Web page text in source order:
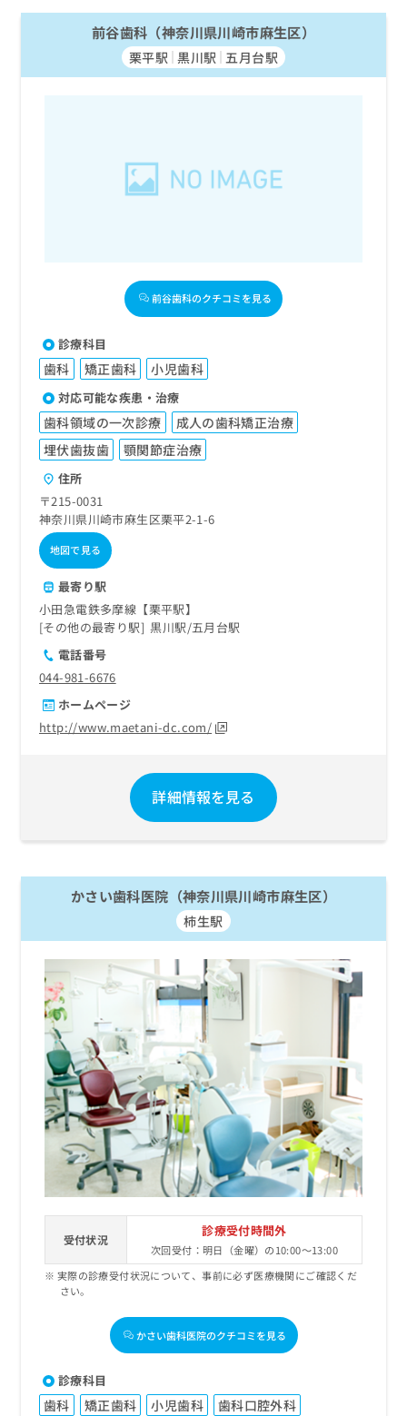
前谷歯科（神奈川県川崎市麻生区）
栗平駅 黒川駅 五月台駅
前谷歯科のクチコミを見る
診療科目
歯科 矯正歯科 小児歯科
対応可能な疾患・治療
歯科領域の一次診療
成人の歯科矯正治療
埋伏歯抜歯
顎関節症治療
住所
〒215-0031
神奈川県川崎市麻生区栗平2-1-6
地図で見る
最寄り駅
小田急電鉄多摩線【栗平駅】
その他の最寄り駅
黒川駅 五月台駅
電話番号
044-981-6676
ホームページ
http://www.maetani-dc.com/
詳細情報を見る
かさい歯科医院（神奈川県川崎市麻生区）
柿生駅
受付状況
診療受付時間外
次回受付：明日（金曜）の10:00～13:00
実際の診療受付状況について、事前に必ず医療機関にご確認くだ
さい。
かさい歯科医院のクチコミを見る
診療科目
歯科 矯正歯科 小児歯科 歯科口腔外科